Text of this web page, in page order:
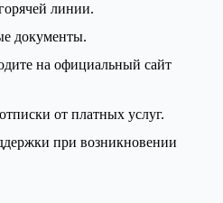
линии.
документы.
на официальный сайт
от платных услуг.
при возникновении